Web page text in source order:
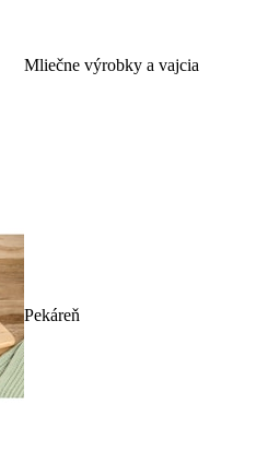
Mliečne výrobky a vajcia
Pekáreň